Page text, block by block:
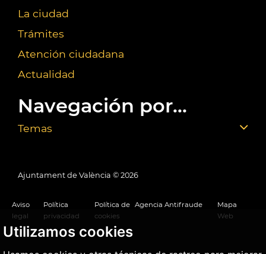
Utilizamos cookies
La ciudad
Trámites
Atención ciudadana
Actualidad
Navegación por...
Temas
Ajuntament de València © 2026
Aviso
legal
Política
privacidad
Política de
cookies
Agencia Antifraude
Mapa
Web